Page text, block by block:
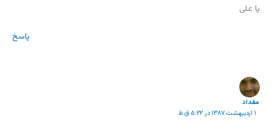
یا علی
پاسخ
مقداد
۱ اردیبهشت ۱۳۸۷ در ۵:۲۲ ق.ظ